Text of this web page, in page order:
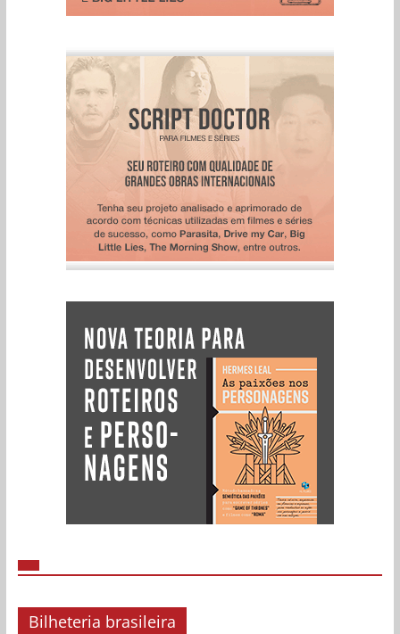
Bilheteria brasileira